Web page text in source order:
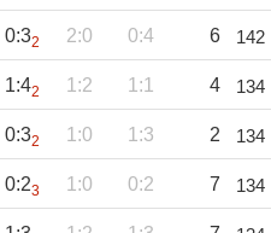
0:32 2:0 0:4 6 142
1:42 1:2 1:1 4 134
0:32 1:0 1:3 2 134
0:23 1:0 0:2 7 134